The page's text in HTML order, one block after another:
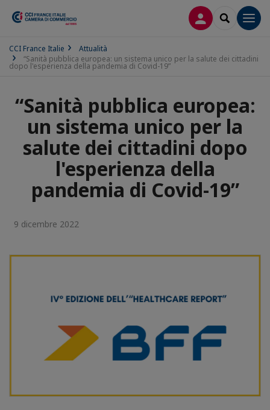
LOG INSEARCH
CCI France Italie
Attualità
“Sanità pubblica europea: un sistema unico per la salute dei cittadini
dopo l'esperienza della pandemia di Covid-19”
“Sanità pubblica europea:
un sistema unico per la
salute dei cittadini dopo
l'esperienza della
pandemia di Covid-19”
9 dicembre 2022